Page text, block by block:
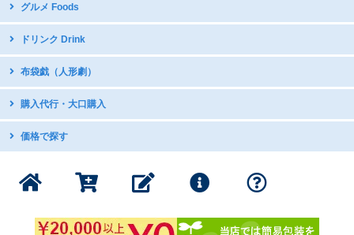
日本アニメDVDで中国語学習
子供向け音楽CD
グラビア・写真集
五術・風水学関連書籍
台湾の漫画・イラスト集
グルメ Foods
中華菓子
台湾産ドライフルーツ
スナック・お菓子
ミネラルたっぷり 台湾産甘蔗糖
ドリンク Drink
台湾のお茶
インスタントドリンク
台湾産コーヒー
インスタントスープ
調味料・スープの素
布袋戯（人形劇）
DVDボックス
DVDボックス（クリアランス）
サントラ：動脈音楽+ダピリ
書籍・印刷物
公式グッズ
購入代行・大口購入
購入代行サービス
価格で探す